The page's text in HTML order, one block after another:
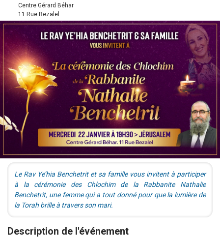
Centre Gérard Béhar
11 Rue Bezalel
Le Rav Ye’hia Benchetrit et sa famille vous invitent à participer
à la cérémonie des Chlochim de la Rabbanite Nathalie
Benchetrit, une femme qui a tout donné pour que la lumière de
la Torah brille à travers son mari.
Description de l'événement